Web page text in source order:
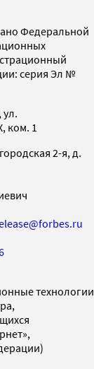
Федеральной
серия Эл №
ул.
ком. 1
2-я, д.
технологии